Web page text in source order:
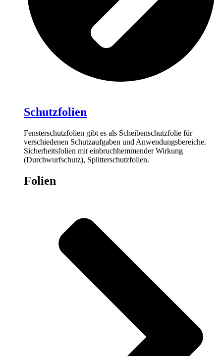
Schutzfolien
Fensterschutzfolien gibt es als Scheibenschutzfolie für
verschiedenen Schutzaufgaben und Anwendungsbereiche.
Sicherheitsfolien mit einbruchhemmender Wirkung
(Durchwurfschutz), Splitterschutzfolien.
Folien